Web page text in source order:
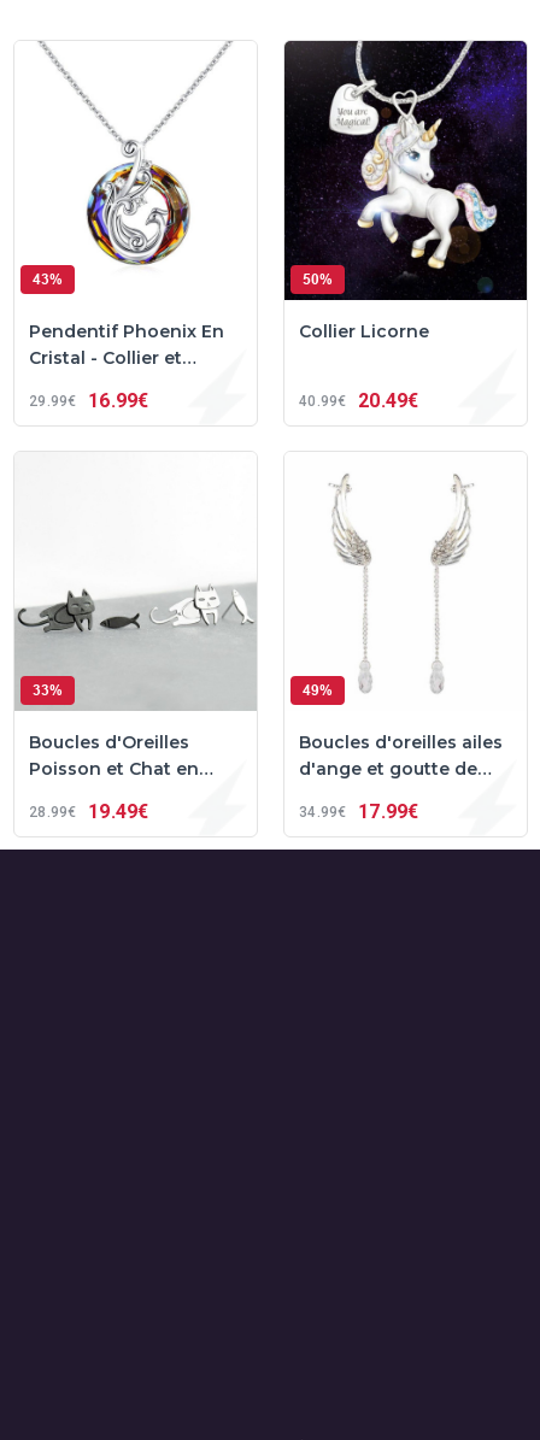
43%
Pendentif Phoenix En
Cristal - Collier et
29 99€ 16 99€
50%
Collier Licorne
40 99€ 20 49€
33%
Boucles d'Oreilles
Poisson et Chat en
28 99€ 19 49€
49%
Boucles d'oreilles ailes
d'ange et goutte de
34 99€ 17 99€